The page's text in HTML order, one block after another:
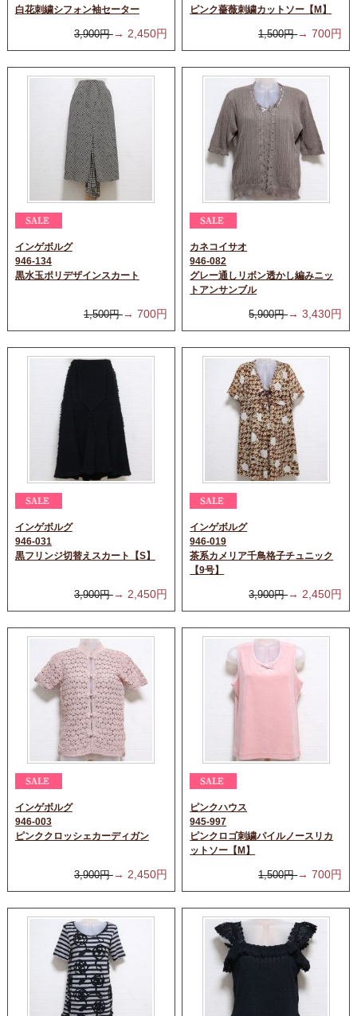
白花刺繍シフォン袖セーター
3,900円→ 2,450円
ピンク薔薇刺繍カットソー【M】
1,500円→ 700円
インゲボルグ
946-134
黒水玉ポリデザインスカート
1,500円→ 700円
カネコイサオ
946-082
グレー通しリボン透かし編みニッ
トアンサンブル
5,900円→ 3,430円
インゲボルグ
946-031
黒フリンジ切替えスカート【S】
3,900円→ 2,450円
インゲボルグ
946-019
茶系カメリア千鳥格子チュニック
【9号】
3,900円→ 2,450円
インゲボルグ
946-003
ピンククロッシェカーディガン
3,900円→ 2,450円
ピンクハウス
945-997
ピンクロゴ刺繍パイルノースリカ
ットソー【M】
1,500円→ 700円